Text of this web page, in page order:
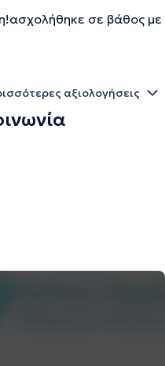
σε βάθος με
αξιολογήσεις